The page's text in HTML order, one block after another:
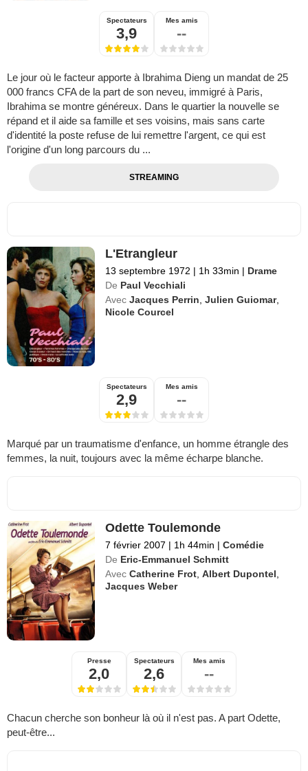
Spectateurs
3,9
Mes amis
--
Le jour où le facteur apporte à Ibrahima Dieng un mandat de 25
000 francs CFA de la part de son neveu, immigré à Paris,
Ibrahima se montre généreux. Dans le quartier la nouvelle se
répand et il aide sa famille et ses voisins, mais sans carte
d'identité la poste refuse de lui remettre l'argent, ce qui est
l'origine d'un long parcours du ...
STREAMING
L'Etrangleur
13 septembre 1972 | 1h 33min | Drame
De Paul Vecchiali
Avec Jacques Perrin,Julien Guiomar,
Nicole Courcel
Spectateurs
2,9
Mes amis
--
Marqué par un traumatisme d'enfance, un homme étrangle des
femmes, la nuit, toujours avec la même écharpe blanche.
Odette Toulemonde
7 février 2007 | 1h 44min | Comédie
De Eric-Emmanuel Schmitt
Avec Catherine Frot,Albert Dupontel,
Jacques Weber
Presse
2,0
Spectateurs
2,6
Mes amis
--
Chacun cherche son bonheur là où il n'est pas. A part Odette,
peut-être...